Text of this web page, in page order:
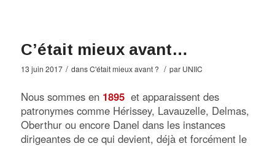
C’était mieux avant…
13 juin 2017 / dansC'était mieux avant ? / par UNIIC
Nous sommes en 1895 et apparaissent des
patronymes comme Hérissey, Lavauzelle, Delmas,
Oberthur ou encore Danel dans les instances
dirigeantes de ce qui devient, déjà et forcément le